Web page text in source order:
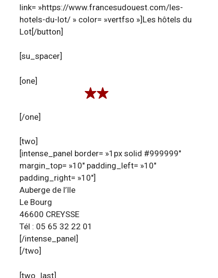
link= »https://www.francesudouest.com/les-
hotels-du-lot/ » color= »vertfso »]Les hôtels du
Lot[/button]
[su_spacer]
[one]
[/one]
[two]
[intense_panel border= »1px solid #999999″
margin_top= »10″ padding_left= »10″
padding_right= »10″]
Auberge de l’Ile
Le Bourg
46600 CREYSSE
Tél : 05 65 32 22 01
[/intense_panel]
[/two]
[two_last]